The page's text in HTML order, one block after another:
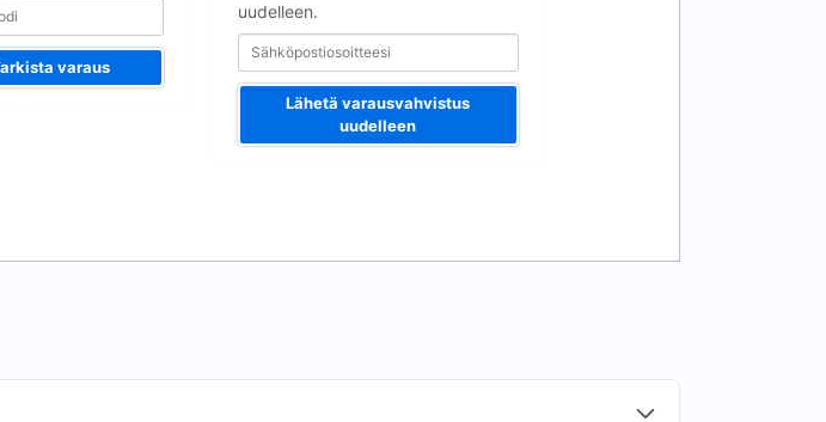
varaus
uudelleen.
Lähetä varausvahvistus
uudelleen